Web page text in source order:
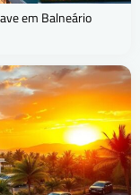
em Balneário